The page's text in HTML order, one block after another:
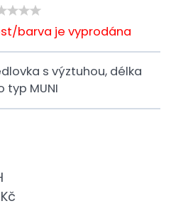
barva je vyprodána
s výztuhou, délka
MUNI